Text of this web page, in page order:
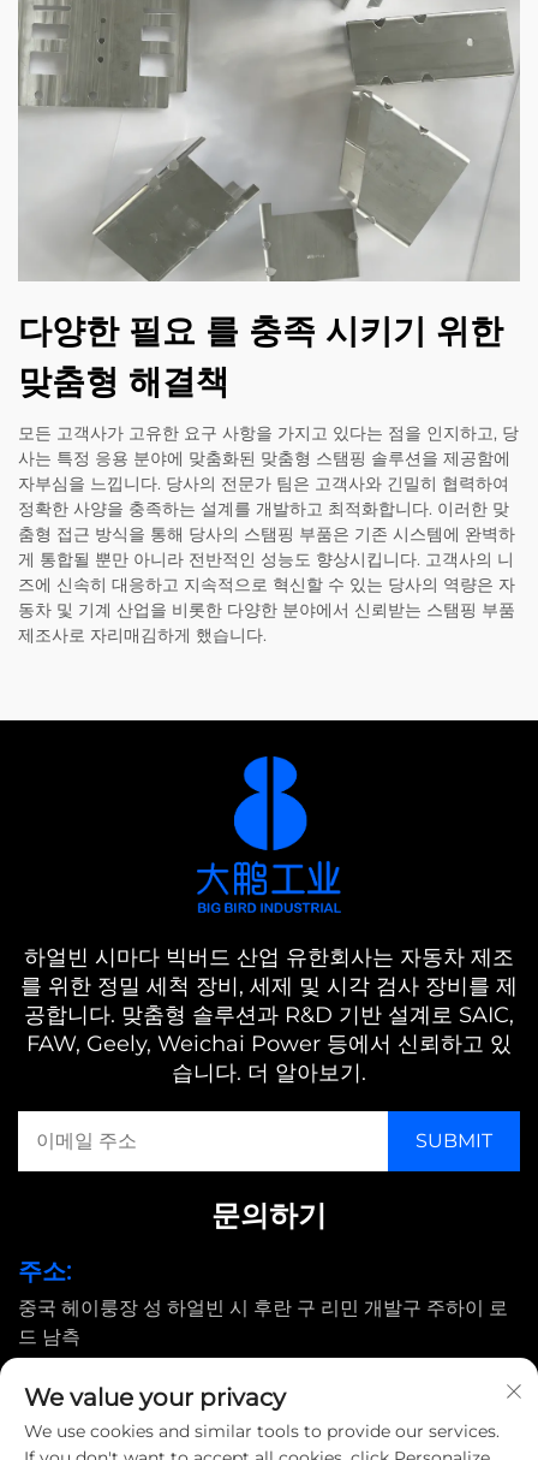
다양한 필요 를 충족 시키기 위한
맞춤형 해결책
모든 고객사가 고유한 요구 사항을 가지고 있다는 점을 인지하고, 당
사는 특정 응용 분야에 맞춤화된 맞춤형 스탬핑 솔루션을 제공함에
자부심을 느낍니다. 당사의 전문가 팀은 고객사와 긴밀히 협력하여
정확한 사양을 충족하는 설계를 개발하고 최적화합니다. 이러한 맞
춤형 접근 방식을 통해 당사의 스탬핑 부품은 기존 시스템에 완벽하
게 통합될 뿐만 아니라 전반적인 성능도 향상시킵니다. 고객사의 니
즈에 신속히 대응하고 지속적으로 혁신할 수 있는 당사의 역량은 자
동차 및 기계 산업을 비롯한 다양한 분야에서 신뢰받는 스탬핑 부품
제조사로 자리매김하게 했습니다.
하얼빈 시마다 빅버드 산업 유한회사는 자동차 제조
를 위한 정밀 세척 장비, 세제 및 시각 검사 장비를 제
공합니다. 맞춤형 솔루션과 R&D 기반 설계로 SAIC,
FAW, Geely, Weichai Power 등에서 신뢰하고 있
습니다. 더 알아보기.
문의하기
주소:
중국 헤이룽장 성 하얼빈 시 후란 구 리민 개발구 주하이 로
드 남측
[email protected]
We value your privacy
We use cookies and similar tools to provide our services.